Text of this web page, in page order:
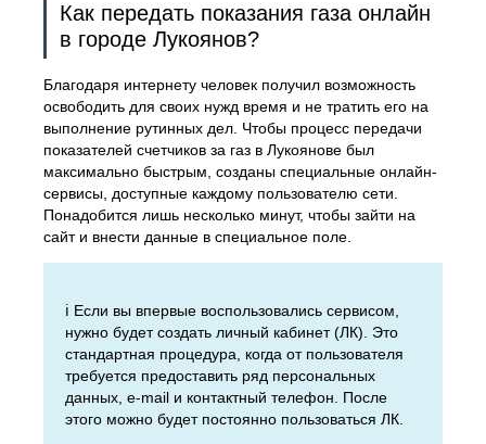
Как передать показания газа онлайн
в городе Лукоянов?
Благодаря интернету человек получил возможность
освободить для своих нужд время и не тратить его на
выполнение рутинных дел. Чтобы процесс передачи
показателей счетчиков за газ в Лукоянове был
максимально быстрым, созданы специальные онлайн-
сервисы, доступные каждому пользователю сети.
Понадобится лишь несколько минут, чтобы зайти на
сайт и внести данные в специальное поле.
ℹ️ Если вы впервые воспользовались сервисом,
нужно будет создать личный кабинет (ЛК). Это
стандартная процедура, когда от пользователя
требуется предоставить ряд персональных
данных, e-mail и контактный телефон. После
этого можно будет постоянно пользоваться ЛК.